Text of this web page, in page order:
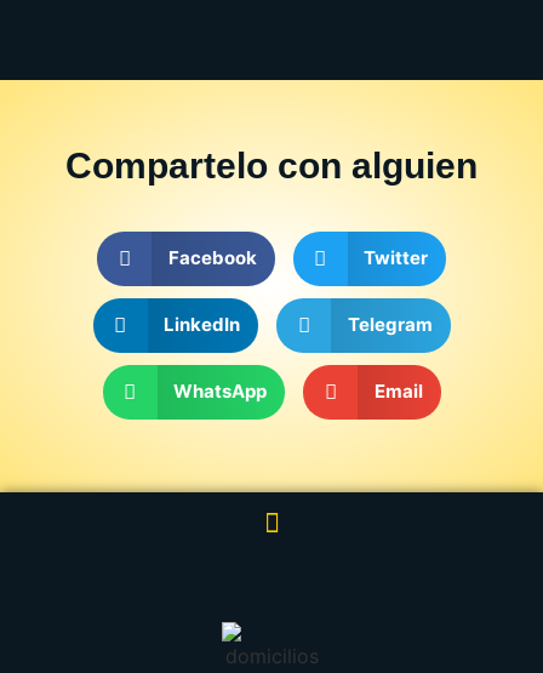
Compartelo con alguien
Facebook Twitter
LinkedIn Telegram
WhatsApp Email